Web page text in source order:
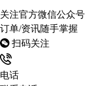
关注官方微信公众号
订单/资讯随手掌握
扫码关注
电话